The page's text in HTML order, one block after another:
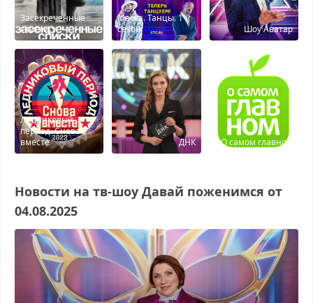
Засекреченные
списки
Маска. Танцы. 1
сезон
Шоу Аватар
Ледниковый
период. Снова
вместе
ДНК О самом главном
Новости на тв-шоу Давай поженимся от
04.08.2025